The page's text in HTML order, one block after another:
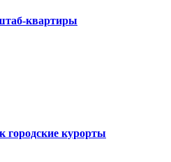
квартиры
городские курорты